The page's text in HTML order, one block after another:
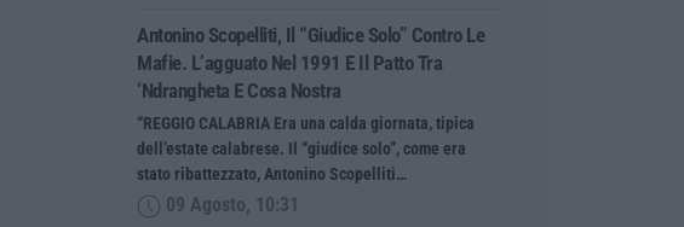
Antonino Scopelliti, Il “giudice Solo” Contro Le
Mafie. L’agguato Nel 1991 E Il Patto Tra
‘ndrangheta E Cosa Nostra
“REGGIO CALABRIA Era una calda giornata, tipica
dell’estate calabrese. Il “giudice solo”, come era
stato ribattezzato, Antonino Scopelliti…
09 Agosto, 10:31